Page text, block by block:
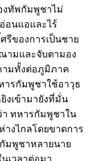
งทัพกัมพูชาไม่
อนแอและไร้
รีของการเป็นชาย
ามและจับตามอง
ามทั้งต่อภูมิภาค
ารกัมพูชาใช้อาวุธ
งเข้ามายังที่มั่น
า ทหารกัมพูชาใน
งไกลโดยขาดการ
มพูชาหลายนาย
เวลาต่อมา